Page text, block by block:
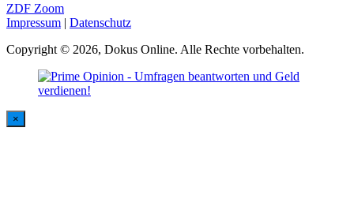
ZDF Zoom
Impressum | Datenschutz
Copyright © 2026, Dokus Online. Alle Rechte vorbehalten.
×